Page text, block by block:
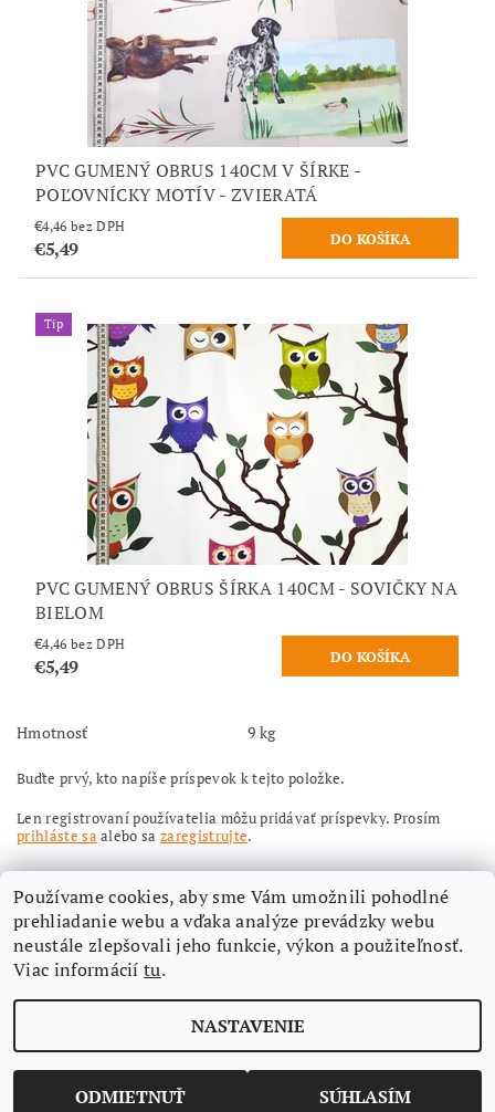
PVC GUMENÝ OBRUS 140CM V ŠÍRKE -
POĽOVNÍCKY MOTÍV - ZVIERATÁ
€4,46 bez DPH
€5,49
Tip
PVC GUMENÝ OBRUS ŠÍRKA 140CM - SOVIČKY NA
BIELOM
€4,46 bez DPH
€5,49
Hmotnosť 9 kg
Buďte prvý, kto napíše príspevok k tejto položke.
Len registrovaní používatelia môžu pridávať príspevky. Prosím
prihláste saalebo sazaregistrujte.
Nájdete nás aj na Facebooku
2026 ©Aimi-eshop, všetky práva vyhradenéUpraviť nastavenie cookies
Používame cookies, aby sme Vám umožnili pohodlné
prehliadanie webu a vďaka analýze prevádzky webu
neustále zlepšovali jeho funkcie, výkon a použiteľnosť.
Viac informáciítu.
NASTAVENIE
ODMIETNUŤ SÚHLASÍM